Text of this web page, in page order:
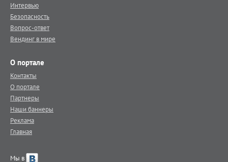
Интервью
Безопасность
Вопрос-ответ
Вендинг в мире
О портале
Контакты
О портале
Партнеры
Наши баннеры
Реклама
Главная
Мы в